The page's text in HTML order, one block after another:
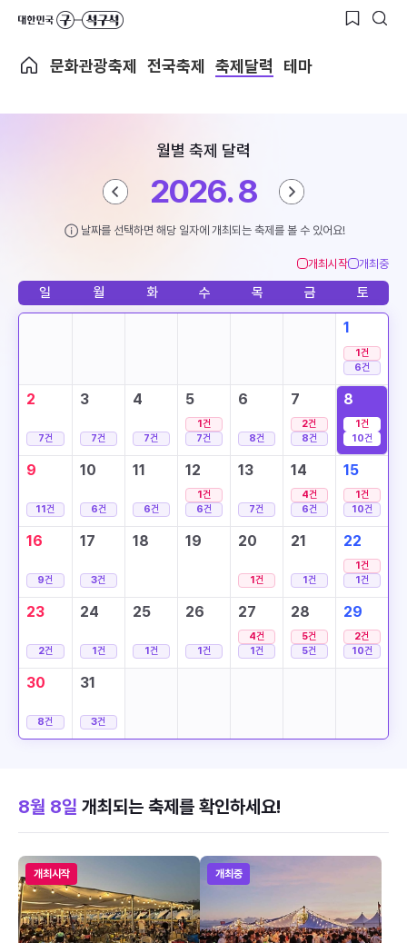
문화관광축제 전국축제 축제달력 테마
월별 축제 달력
2026. 8
날짜를 선택하면 해당 일자에 개최되는 축제를 볼 수 있어요!
개최시작 개최중
일 월 화 수 목 금 토
1
1건
6건
2
7건
3
7건
4
7건
5
1건
7건
6
8건
7
2건
8건
8
1건
10건
9
11건
10
6건
11
6건
12
1건
6건
13
7건
14
4건
6건
15
1건
10건
16
9건
17
3건
18 19 20
1건
21
1건
22
1건
1건
23
2건
24
1건
25
1건
26
1건
27
4건
1건
28
5건
5건
29
2건
10건
30
8건
31
3건
8월 8일 개최되는 축제를 확인하세요!
개최시작 개최중